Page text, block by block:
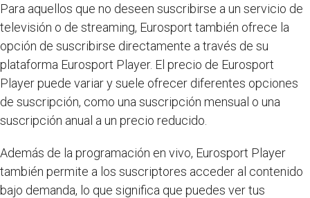
Para aquellos que no deseen suscribirse a un servicio de
televisión o de streaming, Eurosport también ofrece la
opción de suscribirse directamente a través de su
plataforma Eurosport Player. El precio de Eurosport
Player puede variar y suele ofrecer diferentes opciones
de suscripción, como una suscripción mensual o una
suscripción anual a un precio reducido.
Además de la programación en vivo, Eurosport Player
también permite a los suscriptores acceder al contenido
bajo demanda, lo que significa que puedes ver tus